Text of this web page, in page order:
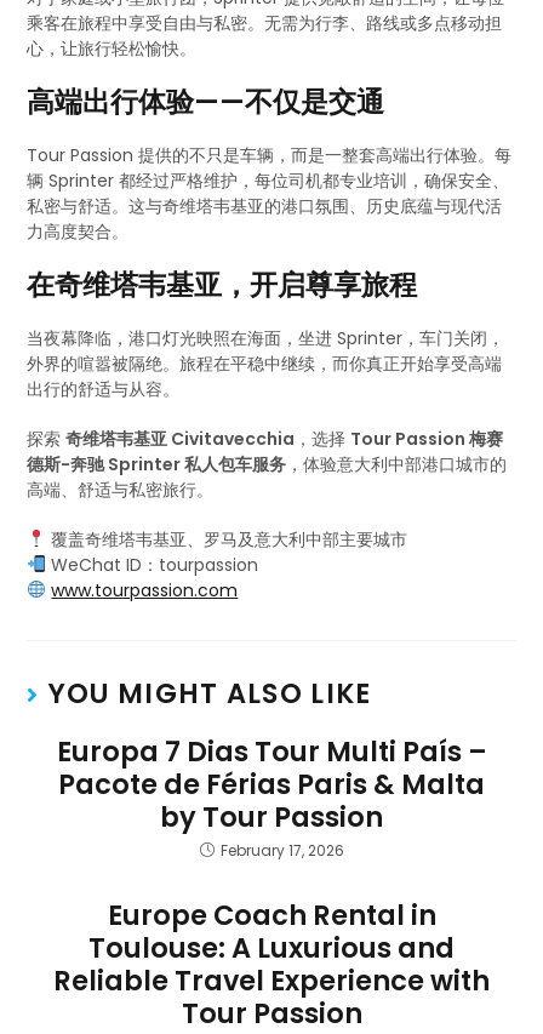
乘客在旅程中享受自由与私密。无需为行李、路线或多点移动担
心，让旅行轻松愉快。
高端出行体验——不仅是交通
Tour Passion 提供的不只是车辆，而是一整套高端出行体验。每
辆 Sprinter 都经过严格维护，每位司机都专业培训，确保安全、
私密与舒适。这与奇维塔韦基亚的港口氛围、历史底蕴与现代活
力高度契合。
在奇维塔韦基亚，开启尊享旅程
当夜幕降临，港口灯光映照在海面，坐进 Sprinter，车门关闭，
外界的喧嚣被隔绝。旅程在平稳中继续，而你真正开始享受高端
出行的舒适与从容。
探索奇维塔韦基亚 Civitavecchia ，选择 Tour Passion 梅赛
德斯-奔驰 Sprinter 私人包车服务 ，体验意大利中部港口城市的
高端、舒适与私密旅行。
覆盖奇维塔韦基亚、罗马及意大利中部主要城市
WeChat ID：tourpassion
www.tourpassion.com
YOU MIGHT ALSO LIKE
Europa 7 Dias Tour Multi País –
Pacote de Férias Paris & Malta
by Tour Passion
February 17, 2026
Europe Coach Rental in
Toulouse: A Luxurious and
Reliable Travel Experience with
Tour Passion